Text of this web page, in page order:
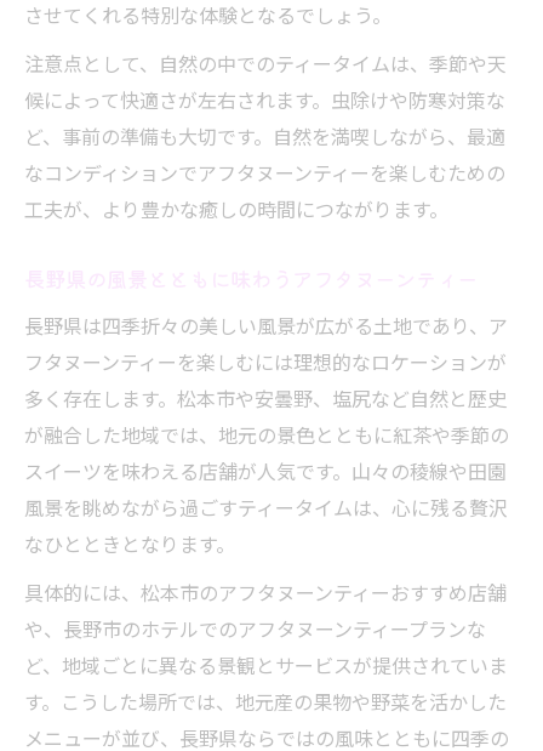
させてくれる特別な体験となるでしょう。
注意点として、自然の中でのティータイムは、季節や天
候によって快適さが左右されます。虫除けや防寒対策な
ど、事前の準備も大切です。自然を満喫しながら、最適
なコンディションでアフタヌーンティーを楽しむための
工夫が、より豊かな癒しの時間につながります。
長野県は四季折々の美しい風景が広がる土地であり、ア
フタヌーンティーを楽しむには理想的なロケーションが
多く存在します。松本市や安曇野、塩尻など自然と歴史
が融合した地域では、地元の景色とともに紅茶や季節の
スイーツを味わえる店舗が人気です。山々の稜線や田園
風景を眺めながら過ごすティータイムは、心に残る贅沢
なひとときとなります。
具体的には、松本市のアフタヌーンティーおすすめ店舗
や、長野市のホテルでのアフタヌーンティープランな
ど、地域ごとに異なる景観とサービスが提供されていま
す。こうした場所では、地元産の果物や野菜を活かした
メニューが並び、長野県ならではの風味とともに四季の